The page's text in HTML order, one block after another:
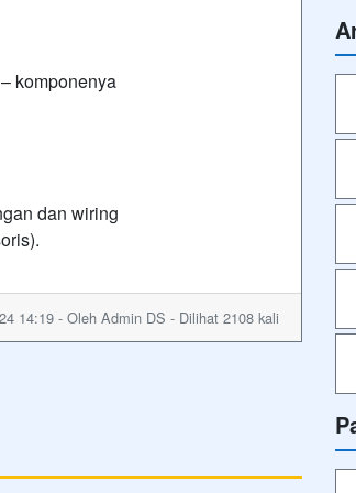
komponenya
dan wiring
14:19 - Oleh Admin DS - Dilihat 2108 kali